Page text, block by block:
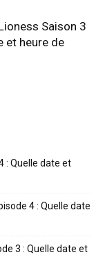
Saison 3
et heure de
: Quelle date et
4 : Quelle date
3 : Quelle date et